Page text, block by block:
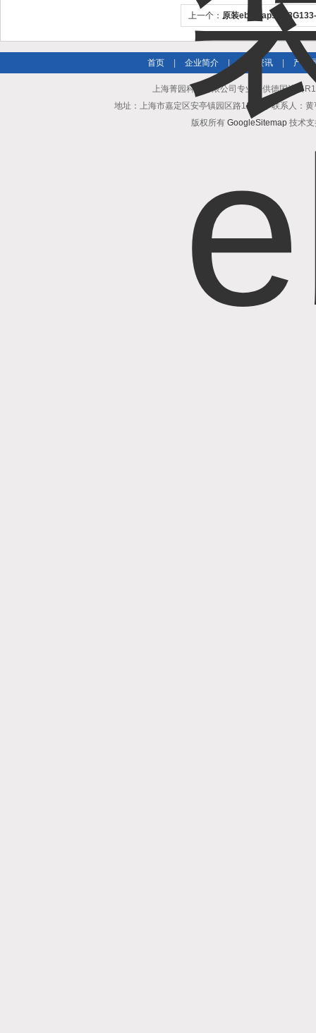
上一个： 原装ebmpapst
首页 企业简介 | 新闻资讯 产品
上海菁园科技有限公司专业提供德国进口
地址：上海市嘉定区安亭镇园区路1218号 联系人：
版权所有 GoogleSitemap技术支